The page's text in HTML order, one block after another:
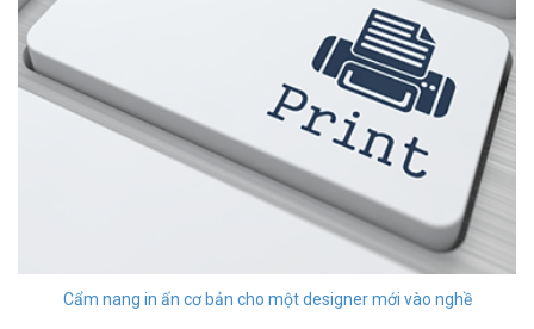
Cẩm nang in ấn cơ bản cho một designer mới vào nghề